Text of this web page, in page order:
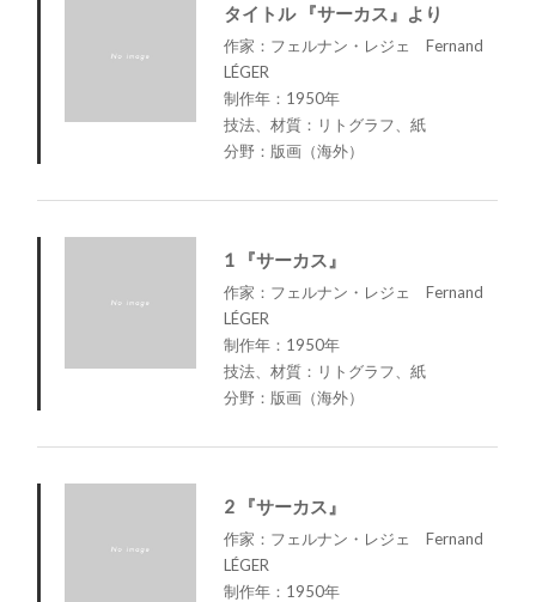
タイトル 『サーカス』より
作家：フェルナン・レジェ Fernand
LÉGER
制作年：1950年
技法、材質：リトグラフ、紙
分野：版画（海外）
1 『サーカス』
作家：フェルナン・レジェ Fernand
LÉGER
制作年：1950年
技法、材質：リトグラフ、紙
分野：版画（海外）
2 『サーカス』
作家：フェルナン・レジェ Fernand
LÉGER
制作年：1950年